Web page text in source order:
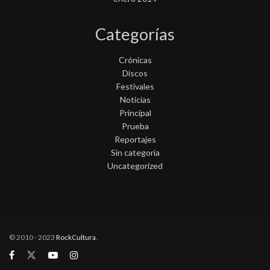
Categorías
Crónicas
Discos
Festivales
Noticias
Principal
Prueba
Reportajes
Sin categoría
Uncategorized
© 2010 - 2023 RockCultura.